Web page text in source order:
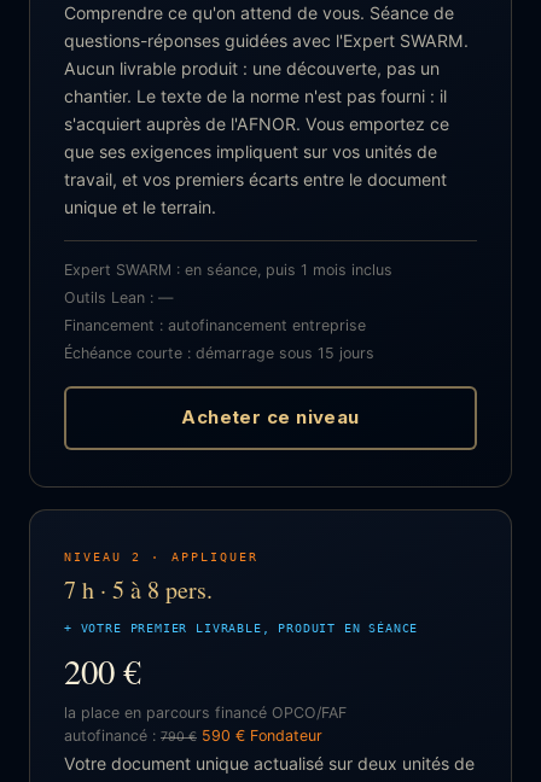
Comprendre ce qu'on attend de vous. Séance de
questions-réponses guidées avec l'Expert SWARM.
Aucun livrable produit : une découverte, pas un
chantier. Le texte de la norme n'est pas fourni : il
s'acquiert auprès de l'AFNOR. Vous emportez ce
que ses exigences impliquent sur vos unités de
travail, et vos premiers écarts entre le document
unique et le terrain.
Expert SWARM : en séance, puis 1 mois inclus
Outils Lean : —
Financement : autofinancement entreprise
Échéance courte : démarrage sous 15 jours
Acheter ce niveau
NIVEAU 2 · APPLIQUER
7 h · 5 à 8 pers.
+ VOTRE PREMIER LIVRABLE, PRODUIT EN SÉANCE
200 €
la place en parcours financé OPCO/FAF
autofinancé : 790 € 590 € Fondateur
Votre document unique actualisé sur deux unités de